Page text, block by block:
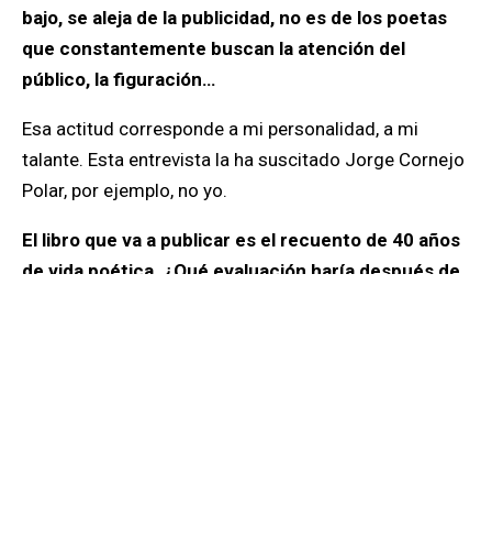
bajo, se aleja de la publicidad, no es de los poetas
que constantemente buscan la atención del
público, la figuración…
Esa actitud corresponde a mi personalidad, a mi
talante. Esta entrevista la ha suscitado Jorge Cornejo
Polar, por ejemplo, no yo.
El libro que va a publicar es el recuento de 40 años
de vida poética. ¿Qué evaluación haría después de